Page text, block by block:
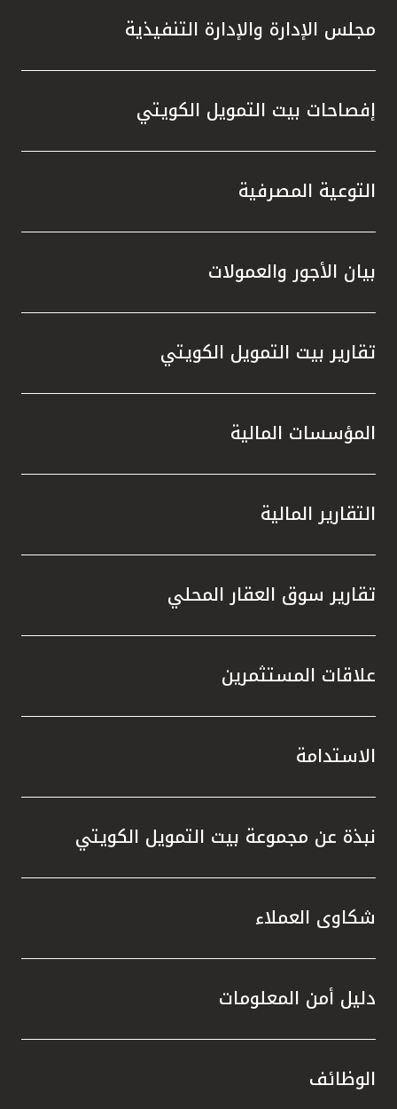
تركيا
مصر
المملكة المتحدة
مملكة البحرين
مجلس الإدارة والإدارة التنفيذية
إفصاحات بيت التمويل الكويتي
التوعية المصرفية
بيان الأجور والعمولات
تقارير بيت التمويل الكويتي
المؤسسات المالية
التقارير المالية
تقارير سوق العقار المحلي
علاقات المستثمرين
الاستدامة
نبذة عن مجموعة بيت التمويل الكويتي
شكاوى العملاء
دليل أمن المعلومات
الوظائف